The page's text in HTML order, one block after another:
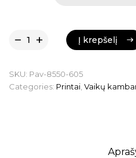
Į krepšelį
Į krepšelį
SKU: Pav-8550-605
Categories: Printai Vaikų